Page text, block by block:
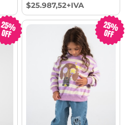
$25.987,52+IVA
25%
OFF
25%
OFF